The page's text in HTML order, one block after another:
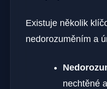
Existuje několik
nedorozuměním a
nechtěné